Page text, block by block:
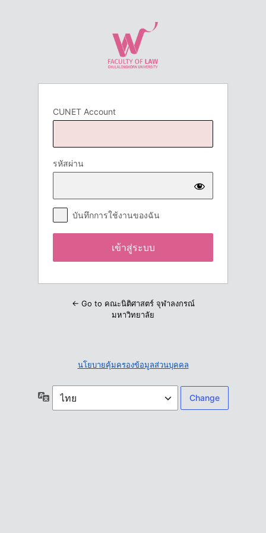
CUNET Account
รหัสผ่าน
บันทึกการใช้งานของฉัน
← Go to คณะนิติศาสตร์ จุฬาลงกรณ์
มหาวิทยาลัย
นโยบายคุ้มครองข้อมูลส่วนบุคคล
ภาษา